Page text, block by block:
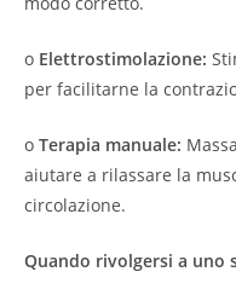
o Elettrostimolazione:
per facilitarne la
o Terapia manuale:
aiutare a rilassare la
circolazione.
Quando rivolgersi a uno